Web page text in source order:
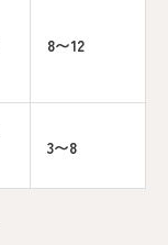
8〜12
3〜8